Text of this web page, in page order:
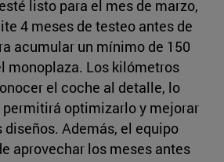
listo para el mes de marzo,
4 meses de testeo antes de
acumular un mínimo de 150
monoplaza. Los kilómetros
el coche al detalle, lo
permitirá optimizarlo y mejorar
diseños. Además, el equipo
aprovechar los meses antes